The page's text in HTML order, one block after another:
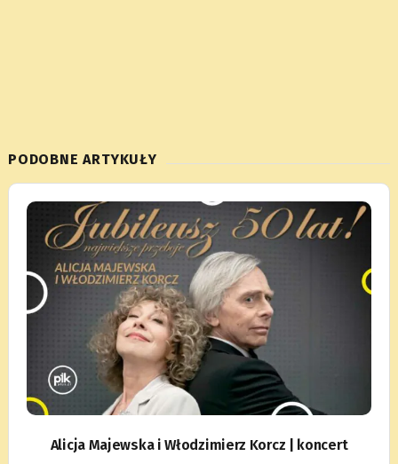
PODOBNE ARTYKUŁY
Alicja Majewska i Włodzimierz Korcz | koncert